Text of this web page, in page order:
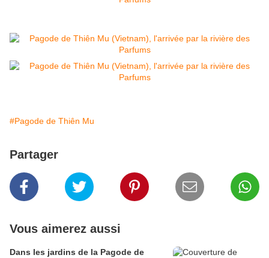
#Pagode de Thiên Mu
Partager
Vous aimerez aussi
Dans les jardins de la Pagode de